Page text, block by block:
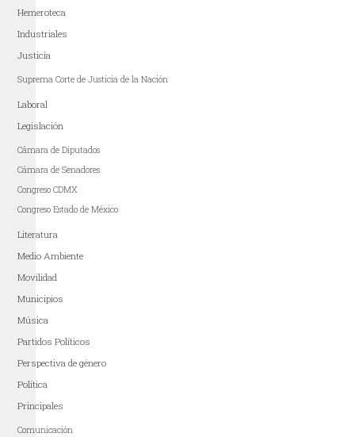
Hemeroteca
Industriales
Justicia
Suprema Corte de Justicia de la Nación
Laboral
Legislación
Cámara de Diputados
Cámara de Senadores
Congreso CDMX
Congreso Estado de México
Literatura
Medio Ambiente
Movilidad
Municipios
Música
Partidos Políticos
Perspectiva de género
Política
Principales
Comunicación